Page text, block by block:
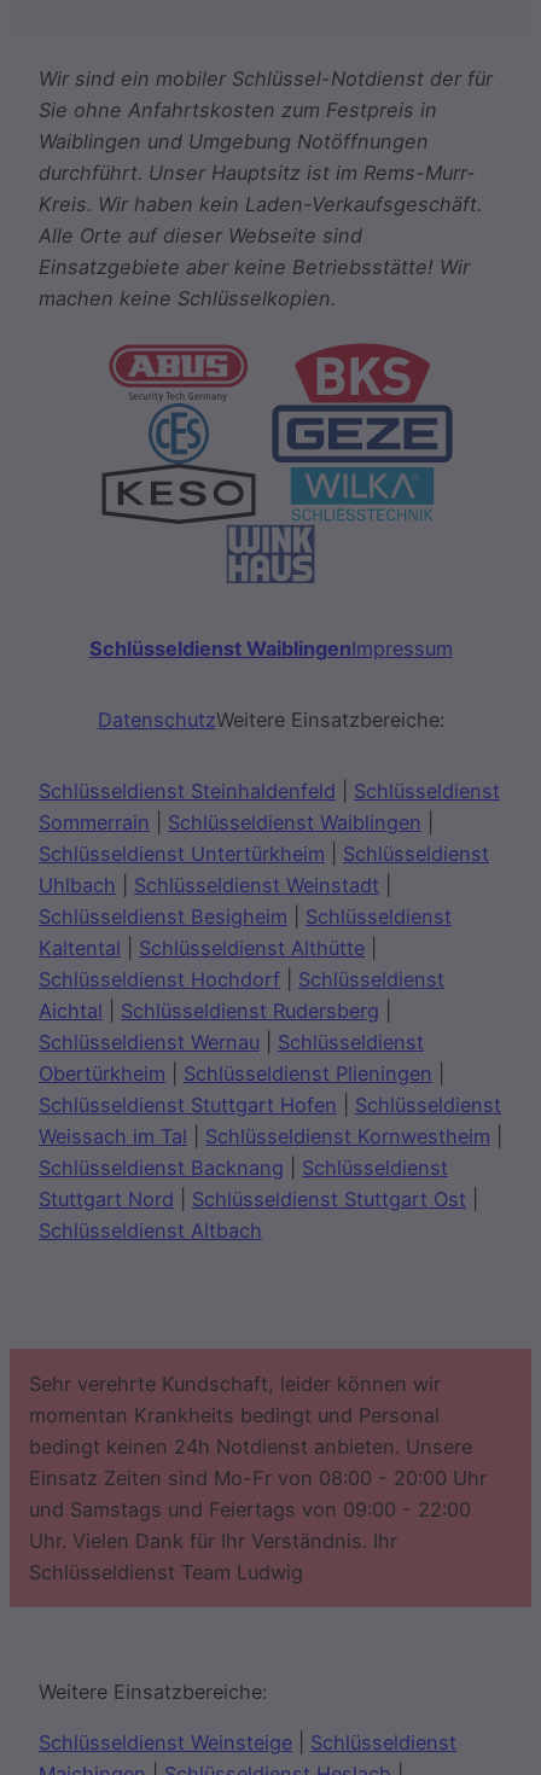
Wir sind ein mobiler Schlüssel-Notdienst der für
Sie ohne Anfahrtskosten zum Festpreis in
Waiblingen und Umgebung Notöffnungen
durchführt. Unser Hauptsitz ist im Rems-Murr-
Kreis. Wir haben kein Laden-Verkaufsgeschäft.
Alle Orte auf dieser Webseite sind
Einsatzgebiete aber keine Betriebsstätte! Wir
machen keine Schlüsselkopien.
Schlüsseldienst WaiblingenImpressum
DatenschutzWeitere Einsatzbereiche:
Schlüsseldienst Steinhaldenfeld
Schlüsseldienst
Sommerrain
Schlüsseldienst Waiblingen
Schlüsseldienst Untertürkheim
Schlüsseldienst
Uhlbach
Schlüsseldienst Weinstadt
Schlüsseldienst Besigheim
Schlüsseldienst
Kaltental
Schlüsseldienst Althütte
Schlüsseldienst Hochdorf
Schlüsseldienst
Aichtal
Schlüsseldienst Rudersberg
Schlüsseldienst Wernau
Schlüsseldienst
Obertürkheim
Schlüsseldienst Plieningen
Schlüsseldienst Stuttgart Hofen
Schlüsseldienst
Weissach im Tal
Schlüsseldienst Kornwestheim
Schlüsseldienst Backnang
Schlüsseldienst
Stuttgart Nord
Schlüsseldienst Stuttgart Ost
Schlüsseldienst Altbach
Sehr verehrte Kundschaft, leider können wir
momentan Krankheits bedingt und Personal
bedingt keinen 24h Notdienst anbieten. Unsere
Einsatz Zeiten sind Mo-Fr von 08:00 - 20:00 Uhr
und Samstags und Feiertags von 09:00 - 22:00
Uhr. Vielen Dank für Ihr Verständnis. Ihr
Schlüsseldienst Team Ludwig
Weitere Einsatzbereiche:
Schlüsseldienst Weinsteige
Schlüsseldienst